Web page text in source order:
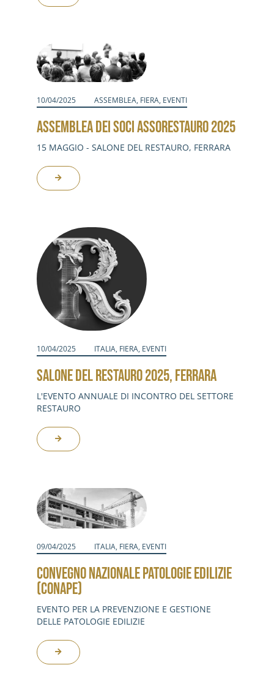
10/04/2025 ASSEMBLEA, FIERA, EVENTI
ASSEMBLEA DEI SOCI ASSORESTAURO 2025
15 MAGGIO - SALONE DEL RESTAURO, FERRARA
10/04/2025 ITALIA, FIERA, EVENTI
SALONE DEL RESTAURO 2025, FERRARA
L'EVENTO ANNUALE DI INCONTRO DEL SETTORE
RESTAURO
09/04/2025 ITALIA, FIERA, EVENTI
CONVEGNO NAZIONALE PATOLOGIE EDILIZIE
(CONAPE)
EVENTO PER LA PREVENZIONE E GESTIONE
DELLE PATOLOGIE EDILIZIE